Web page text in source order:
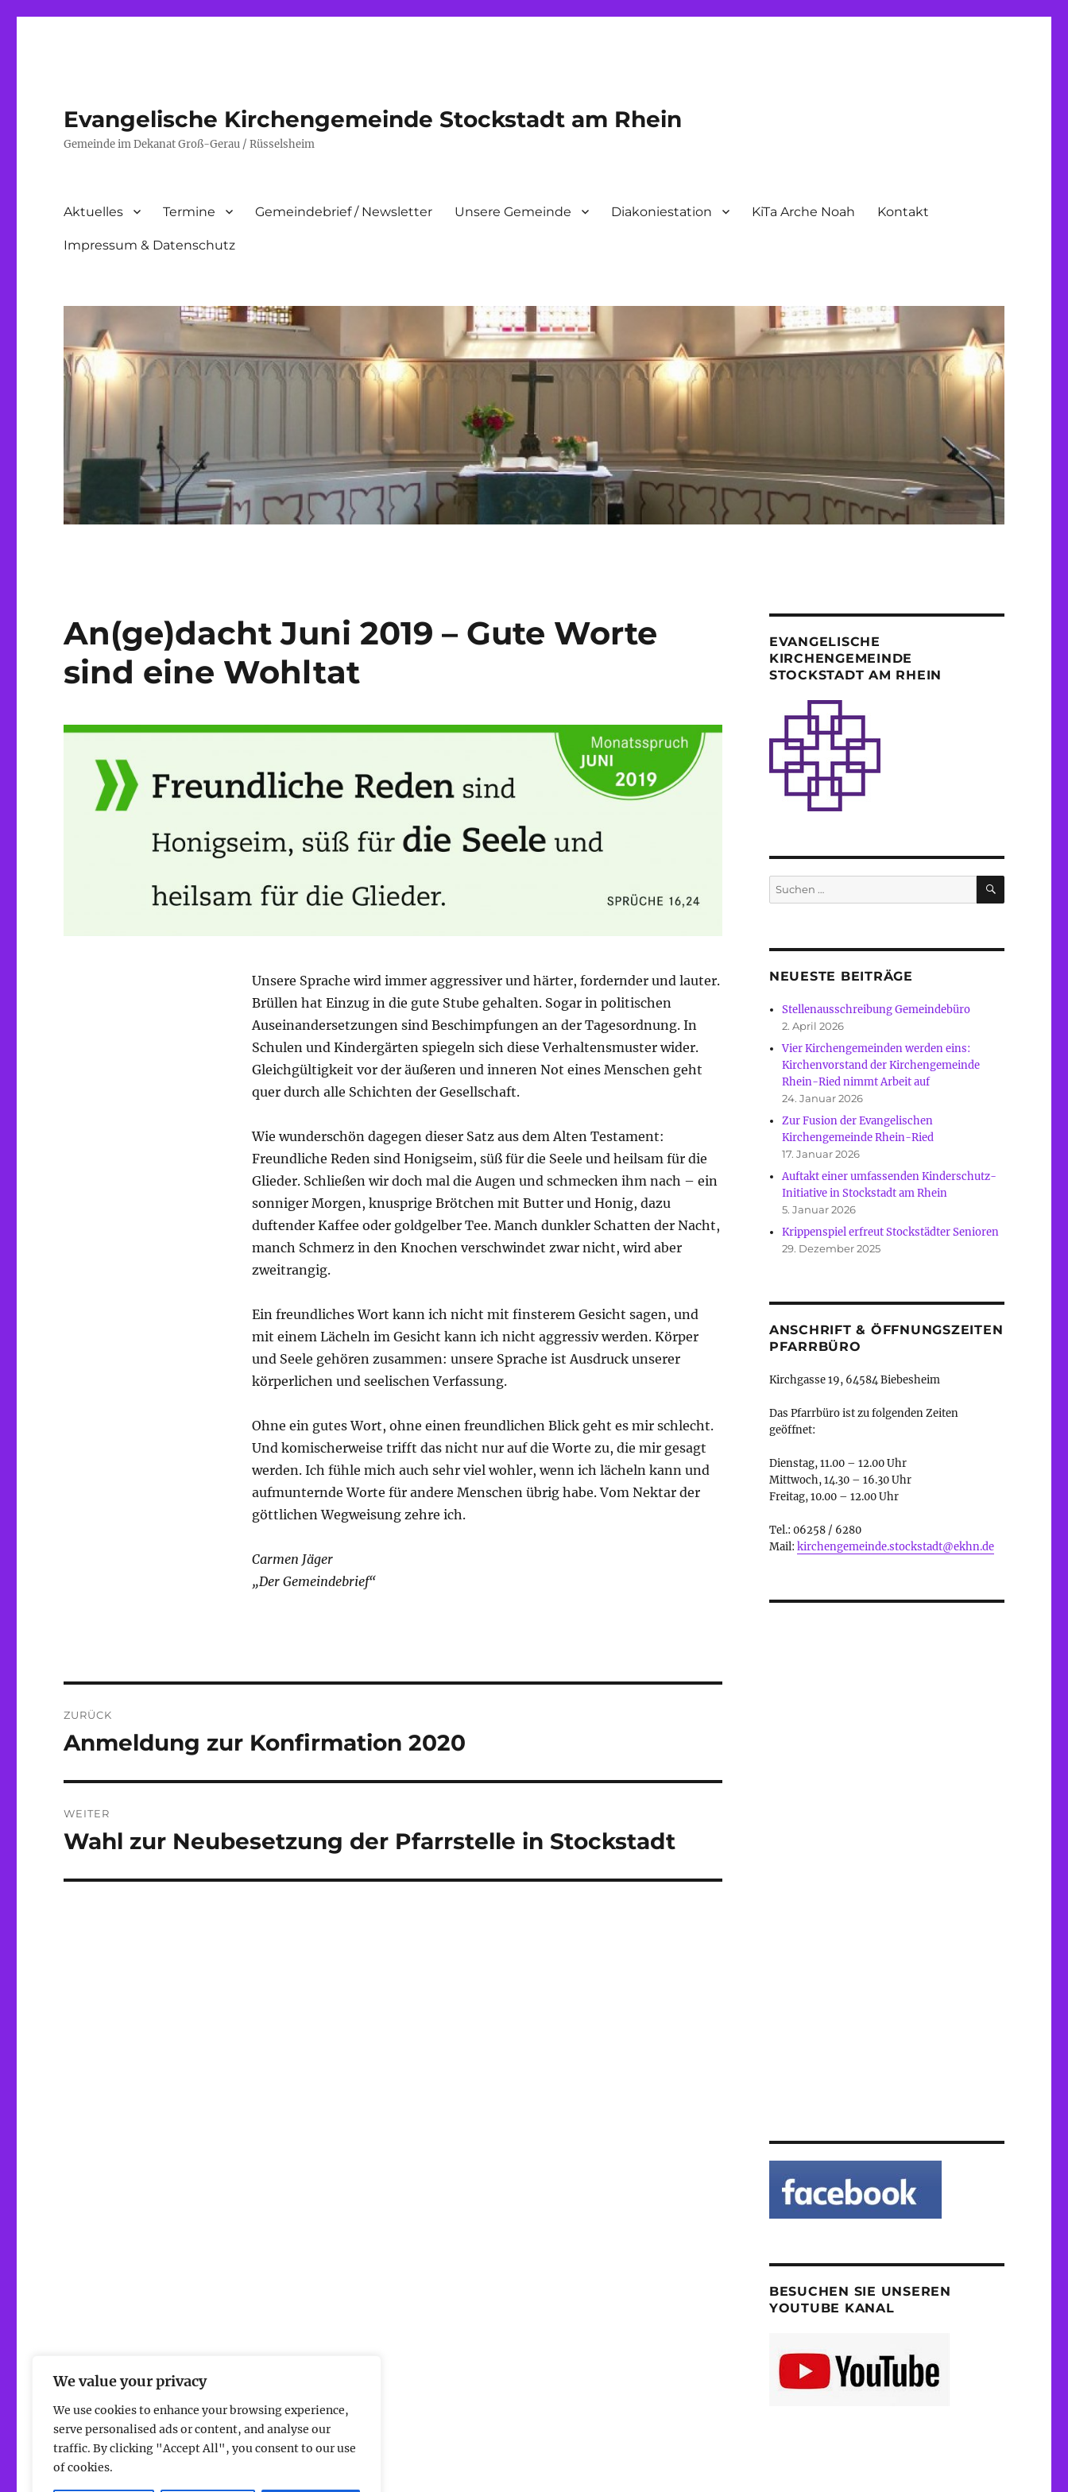
We value your privacy
We use cookies to enhance your browsing experience,
serve personalised ads or content, and analyse our
traffic. By clicking "Accept All", you consent to our use
of cookies.
Evangelische Kirchengemeinde Stockstadt am Rhein
Gemeinde im Dekanat Groß-Gerau / Rüsselsheim
Aktuelles Termine Gemeindebrief / Newsletter Unsere Gemeinde Diakoniestation KiTa Arche Noah Kontakt
Impressum & Datenschutz
An(ge)dacht Juni 2019 – Gute Worte
sind eine Wohltat
Unsere Sprache wird immer aggressiver und härter, fordernder und lauter.
Brüllen hat Einzug in die gute Stube gehalten. Sogar in politischen
Auseinandersetzungen sind Beschimpfungen an der Tagesordnung. In
Schulen und Kindergärten spiegeln sich diese Verhaltensmuster wider.
Gleichgültigkeit vor der äußeren und inneren Not eines Menschen geht
quer durch alle Schichten der Gesellschaft.
Wie wunderschön dagegen dieser Satz aus dem Alten Testament:
Freundliche Reden sind Honigseim, süß für die Seele und heilsam für die
Glieder. Schließen wir doch mal die Augen und schmecken ihm nach – ein
sonniger Morgen, knusprige Brötchen mit Butter und Honig, dazu
duftender Kaffee oder goldgelber Tee. Manch dunkler Schatten der Nacht,
manch Schmerz in den Knochen verschwindet zwar nicht, wird aber
zweitrangig.
Ein freundliches Wort kann ich nicht mit finsterem Gesicht sagen, und
mit einem Lächeln im Gesicht kann ich nicht aggressiv werden. Körper
und Seele gehören zusammen: unsere Sprache ist Ausdruck unserer
körperlichen und seelischen Verfassung.
Ohne ein gutes Wort, ohne einen freundlichen Blick geht es mir schlecht.
Und komischerweise trifft das nicht nur auf die Worte zu, die mir gesagt
werden. Ich fühle mich auch sehr viel wohler, wenn ich lächeln kann und
aufmunternde Worte für andere Menschen übrig habe. Vom Nektar der
göttlichen Wegweisung zehre ich.
Carmen Jäger
„Der Gemeindebrief“
ZURÜCK
Vorheriger
Anmeldung zur Konfirmation 2020
WEITER
Nächster
Wahl zur Neubesetzung der Pfarrstelle in Stockstadt
EVANGELISCHE
KIRCHENGEMEINDE
STOCKSTADT AM RHEIN
Suche
nach:
SUCHEN
NEUESTE BEITRÄGE
Stellenausschreibung Gemeindebüro
2. April 2026
Vier Kirchengemeinden werden eins:
Kirchenvorstand der Kirchengemeinde
Rhein-Ried nimmt Arbeit auf
24. Januar 2026
Zur Fusion der Evangelischen
Kirchengemeinde Rhein-Ried
17. Januar 2026
Auftakt einer umfassenden Kinderschutz-
Initiative in Stockstadt am Rhein
5. Januar 2026
Krippenspiel erfreut Stockstädter Senioren
29. Dezember 2025
ANSCHRIFT & ÖFFNUNGSZEITEN
PFARRBÜRO
Kirchgasse 19, 64584 Biebesheim
Das Pfarrbüro ist zu folgenden Zeiten
geöffnet:
Dienstag, 11.00 – 12.00 Uhr
Mittwoch, 14.30 – 16.30 Uhr
Freitag, 10.00 – 12.00 Uhr
Tel.: 06258 / 6280
Mail: kirchengemeinde.stockstadt@ekhn.de
BESUCHEN SIE UNSEREN
YOUTUBE KANAL